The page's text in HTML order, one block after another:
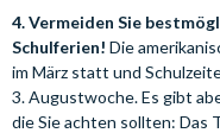
4. Vermeiden Sie
Schulferien! Die
im März statt und
3. Augustwoche. Es gibt
die Sie achten sollten: Das